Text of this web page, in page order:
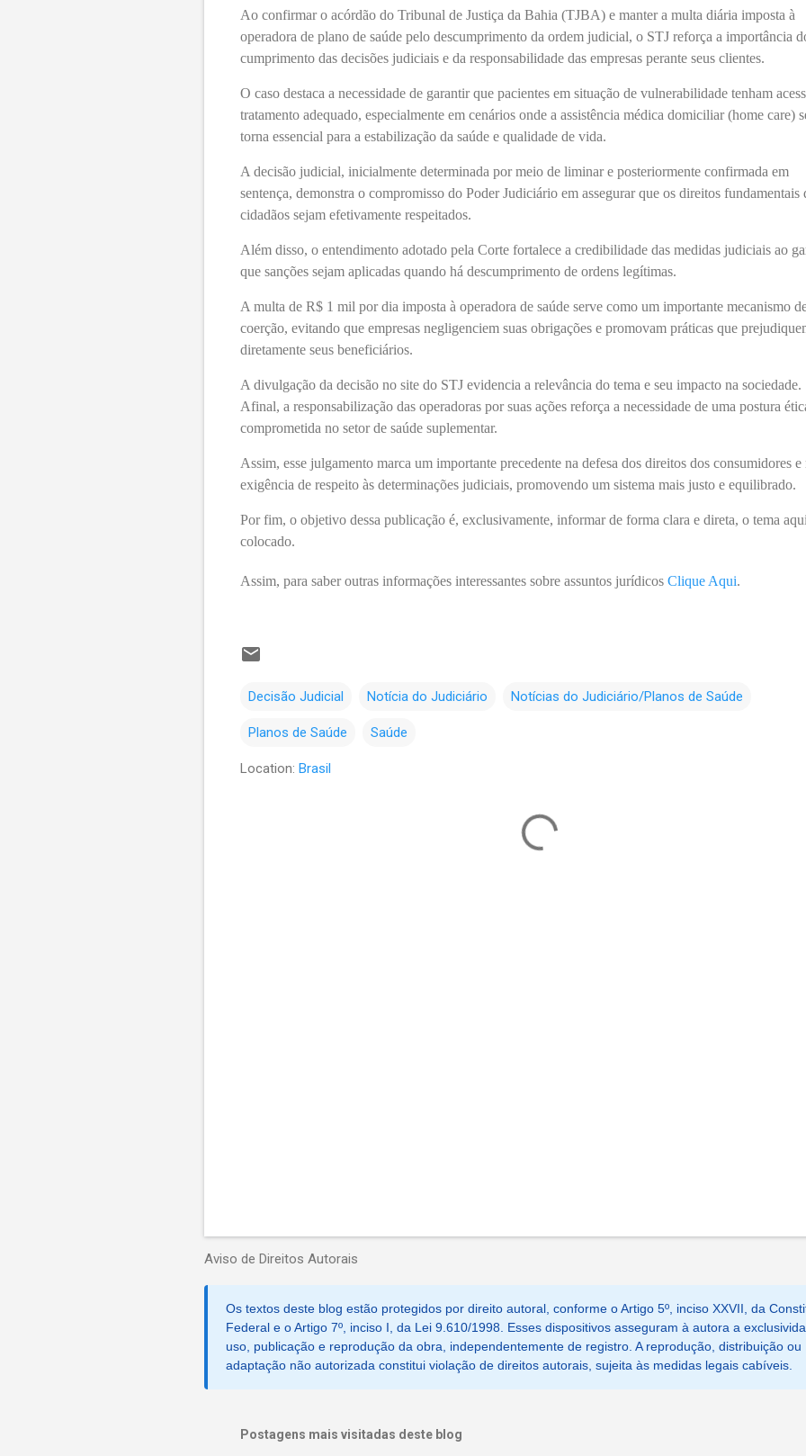
Ao confirmar o acórdão do Tribunal de Justiça da Bahia (TJBA) e manter a multa diária imposta à
operadora de plano de saúde pelo descumprimento da ordem judicial, o STJ reforça a importância
cumprimento das decisões judiciais e da responsabilidade das empresas perante seus clientes.
O caso destaca a necessidade de garantir que pacientes em situação de vulnerabilidade tenham
tratamento adequado, especialmente em cenários onde a assistência médica domiciliar (home care)
torna essencial para a estabilização da saúde e qualidade de vida.
A decisão judicial, inicialmente determinada por meio de liminar e posteriormente confirmada em
sentença, demonstra o compromisso do Poder Judiciário em assegurar que os direitos fundamentais
cidadãos sejam efetivamente respeitados.
Além disso, o entendimento adotado pela Corte fortalece a credibilidade das medidas judiciais ao
que sanções sejam aplicadas quando há descumprimento de ordens legítimas.
A multa de R$ 1 mil por dia imposta à operadora de saúde serve como um importante mecanismo
coerção, evitando que empresas negligenciem suas obrigações e promovam práticas que
diretamente seus beneficiários.
A divulgação da decisão no site do STJ evidencia a relevância do tema e seu impacto na sociedade.
Afinal, a responsabilização das operadoras por suas ações reforça a necessidade de uma postura
comprometida no setor de saúde suplementar.
Assim, esse julgamento marca um importante precedente na defesa dos direitos dos consumidores e
exigência de respeito às determinações judiciais, promovendo um sistema mais justo e equilibrado.
Por fim, o objetivo dessa publicação é, exclusivamente, informar de forma clara e direta, o tema aqui
colocado.
Assim, para saber outras informações interessantes sobre assuntos jurídicos Clique Aqui.
Decisão Judicial Notícia do Judiciário Notícias do Judiciário/Planos de Saúde
Planos de Saúde Saúde
Location: Brasil
Aviso de Direitos Autorais
Os textos deste blog estão protegidos por direito autoral, conforme o Artigo 5º, inciso XXVII, da
Federal e o Artigo 7º, inciso I, da Lei 9.610/1998. Esses dispositivos asseguram à autora a
uso, publicação e reprodução da obra, independentemente de registro. A reprodução, distribuição ou
adaptação não autorizada constitui violação de direitos autorais, sujeita às medidas legais cabíveis.
Postagens mais visitadas deste blog